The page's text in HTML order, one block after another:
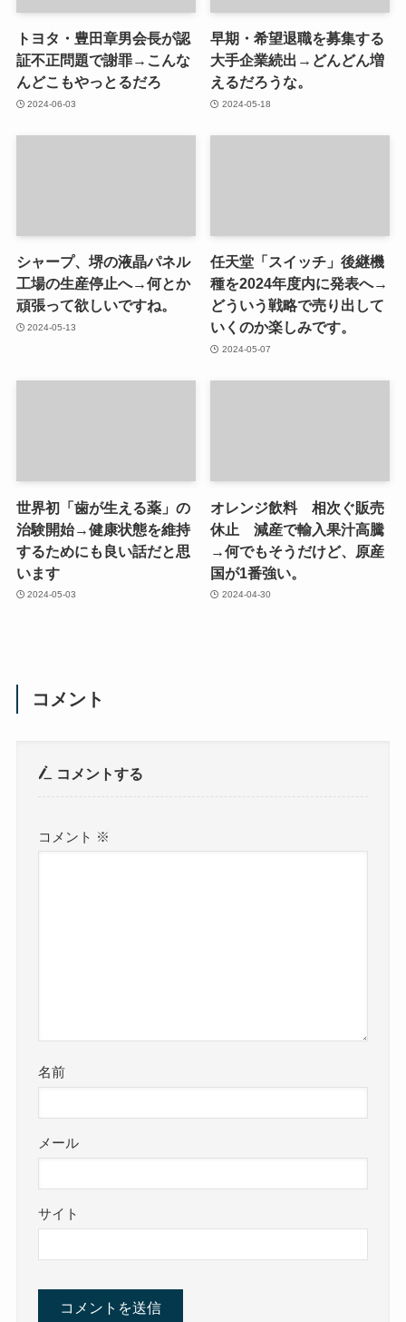
トヨタ・豊田章男会長が認
証不正問題で謝罪→こんな
んどこもやっとるだろ
2024-06-03
早期・希望退職を募集する
大手企業続出→どんどん増
えるだろうな。
2024-05-18
シャープ、堺の液晶パネル
工場の生産停止へ→何とか
頑張って欲しいですね。
2024-05-13
任天堂「スイッチ」後継機
種を2024年度内に発表へ→
どういう戦略で売り出して
いくのか楽しみです。
2024-05-07
世界初「歯が生える薬」の
治験開始→健康状態を維持
するためにも良い話だと思
います
2024-05-03
オレンジ飲料 相次ぐ販売
休止 減産で輸入果汁高騰
→何でもそうだけど、原産
国が1番強い。
2024-04-30
コメント
コメントする
コメント ※
名前
メール
サイト